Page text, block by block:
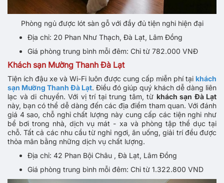
Phòng ngủ được lót sàn gỗ với đầy đủ tiện nghi hiện đại
Địa chỉ: 20 Phan Như Thạch, Đà Lạt, Lâm Đồng
Giá phòng trung bình mỗi đêm: Chỉ từ 782.000 VNĐ
Khách sạn Mường Thanh Đà Lạt
Tiện ích đậu xe và Wi-Fi luôn được cung cấp miễn phí tại khách
sạn Mường Thanh Đà Lạt. Điều đó giúp quý khách dễ dàng liên
lạc và di chuyển. Với vị trí tại trung tâm, từ khách sạn Đà Lạt
này, bạn có thể dễ dàng đến các địa điểm tham quan. Với đánh
giá 4 sao, chỗ nghỉ chất lượng này cung cấp các tiện nghi như
bể bơi trong nhà, dịch vụ mát - xa và phòng tập thể dục tại
chỗ. Tất cả các nhu cầu từ nghỉ ngơi, ăn uống, giải trí đều được
thỏa mãn bằng những dịch vụ chất lượng.
Địa chỉ: 42 Phan Bội Châu , Đà Lạt, Lâm Đồng
Giá phòng trung bình mỗi đêm: Chỉ từ 1.322.800 VND